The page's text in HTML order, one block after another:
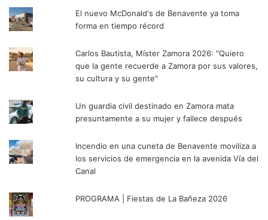
El nuevo McDonald's de Benavente ya toma
forma en tiempo récord
Carlos Bautista, Míster Zamora 2026: "Quiero
que la gente recuerde a Zamora por sus valores,
su cultura y su gente"
Un guardia civil destinado en Zamora mata
presuntamente a su mujer y fallece después
Incendio en una cuneta de Benavente moviliza a
los servicios de emergencia en la avenida Vía del
Canal
PROGRAMA | Fiestas de La Bañeza 2026